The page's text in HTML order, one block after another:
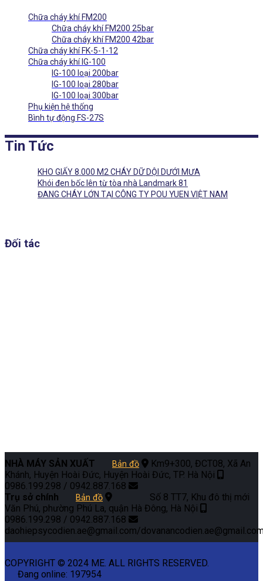
Chữa cháy khí FM200
Chữa cháy khí FM200 25bar
Chữa cháy khí FM200 42bar
Chữa cháy khí FK-5-1-12
Chữa cháy khí IG-100
IG-100 loại 200bar
IG-100 loại 280bar
IG-100 loại 300bar
Phụ kiện hệ thống
Bình tự động FS-27S
Tin Tức
KHO GIẤY 8.000 M2 CHÁY DỮ DỘI DƯỚI MƯA
Khói đen bốc lên từ tòa nhà Landmark 81
ĐANG CHÁY LỚN TẠI CÔNG TY POU YUEN VIỆT NAM
Đối tác
NHÀ MÁY SẢN XUẤT Bản đồ
Km9+300, ĐCT08, Xã An
Khánh, Huyện Hoài Đức, Huyện Hoài Đức, TP. Hà Nội
0986.199.298 / 0942.887.168
Trụ sở chính
Bản đồ
Số 8 TT7, Khu đô thị mới
Văn Phú, phường Phú La, quận Hà Đông, Hà Nội
0986.199.298 / 0942.887.168
daohiepsycodien.ae@gmail.com/
COPYRIGHT © 2024 ME. ALL RIGHTS RESERVED.
Đang online: 197954